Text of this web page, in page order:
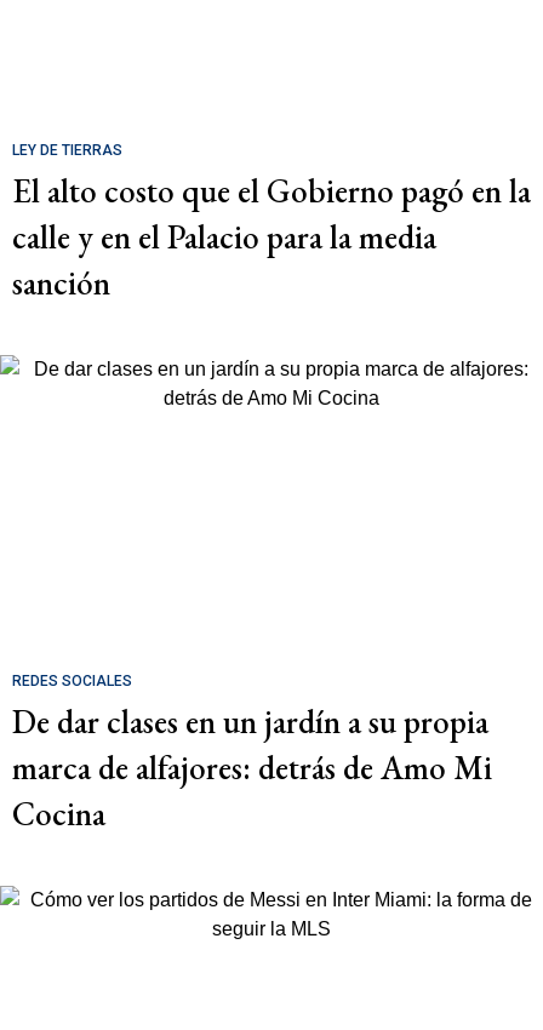
LEY DE TIERRAS
El alto costo que el Gobierno pagó en la
calle y en el Palacio para la media
sanción
REDES SOCIALES
De dar clases en un jardín a su propia
marca de alfajores: detrás de Amo Mi
Cocina